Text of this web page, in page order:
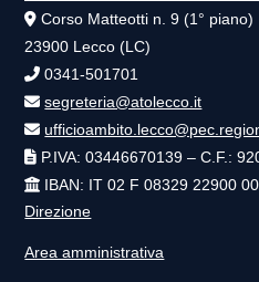
Corso Matteotti n. 9 (1° piano)
23900 Lecco (LC)
0341-501701
segreteria@atolecco.it
P.IVA: 03446670139 – C.F.:
IBAN: IT 02 F 08329 22900
Direzione
Area amministrativa